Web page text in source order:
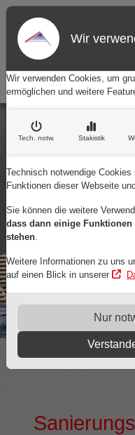
Rufen Sie uns
(0 24 61) 26 76
Schreiben Sie
max.sporbert@t-
Wir
Wir verwenden Cookies, um
ermöglichen und weitere
Tech. notw. Stakistik
Technisch notwendige
Funktionen dieser Webseite
Sie können die weitere
dass dann einige
stehen
Weitere Informationen zu uns
auf einen Blick in unserer
Nur